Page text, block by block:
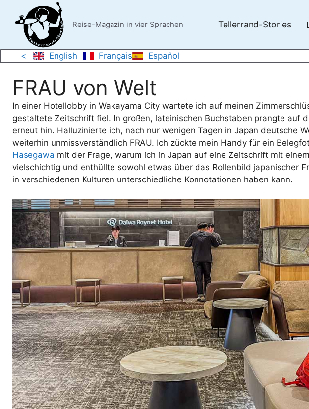
Inhalt
springen
Reise-Magazin in vier Sprachen Tellerrand-Stories
< English Français Español
FRAU von Welt
In einer Hotellobby in Wakayama City wartete ich auf meinen
gestaltete Zeitschrift fiel. In großen, lateinischen Buchstaben prangte auf
erneut hin. Halluzinierte ich, nach nur wenigen Tagen in Japan deutsche
weiterhin unmissverständlich FRAU. Ich zückte mein Handy für ein
Hasegawa mit der Frage, warum ich in Japan auf eine Zeitschrift mit
vielschichtig und enthüllte sowohl etwas über das Rollenbild japanischer
in verschiedenen Kulturen unterschiedliche Konnotationen haben kann.